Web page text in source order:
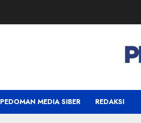
PEDOMAN MEDIA SIBER REDAKSI